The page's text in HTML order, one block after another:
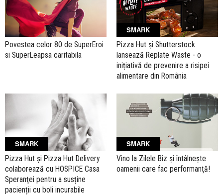
Povestea celor 80 de SuperEroi
si SuperLeapsa caritabila
SMARK
Pizza Hut şi Shutterstock
lansează Replate Waste - o
inițiativă de prevenire a risipei
alimentare din România
SMARK
Pizza Hut şi Pizza Hut Delivery
colaborează cu HOSPICE Casa
Speranţei pentru a susține
pacienții cu boli incurabile
SMARK
Vino la Zilele Biz şi întâlneşte
oamenii care fac performanţă!